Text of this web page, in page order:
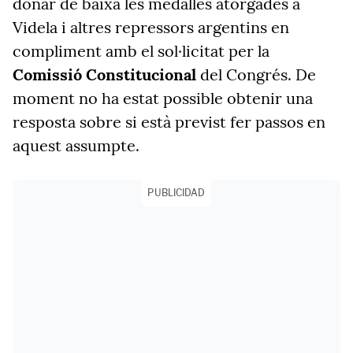
Videla i altres repressors argentins en
compliment amb el sol·licitat per la
Comissió Constitucional del Congrés. De
moment no ha estat possible obtenir una
resposta sobre si està previst fer passos en
aquest assumpte.
PUBLICIDAD